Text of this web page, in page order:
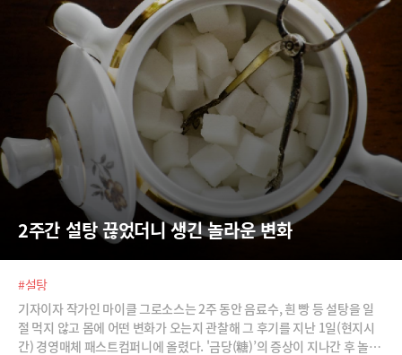
2주간 설탕 끊었더니 생긴 놀라운 변화
#설탕
기자이자 작가인 마이클 그로소스는 2주 동안 음료수, 흰 빵 등 설탕을 일
절 먹지 않고 몸에 어떤 변화가 오는지 관찰해 그 후기를 지난 1일(현지시
간) 경영매체 패스트컴퍼니에 올렸다. '금당(糖)’의 증상이 지나간 후 놀라